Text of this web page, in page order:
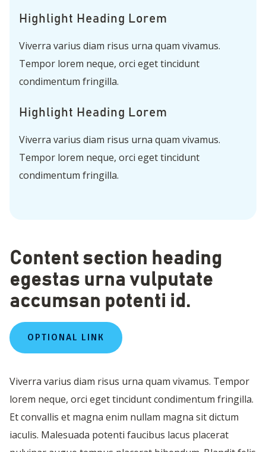
Highlight Heading Lorem
Viverra varius diam risus urna quam vivamus.
Tempor lorem neque, orci eget tincidunt
condimentum fringilla.
Highlight Heading Lorem
Viverra varius diam risus urna quam vivamus.
Tempor lorem neque, orci eget tincidunt
condimentum fringilla.
Content section heading
egestas urna vulputate
accumsan potenti id.
OPTIONAL LINK
Viverra varius diam risus urna quam vivamus. Tempor
lorem neque, orci eget tincidunt condimentum fringilla.
Et convallis et magna enim nullam magna sit dictum
iaculis. Malesuada potenti faucibus lacus placerat